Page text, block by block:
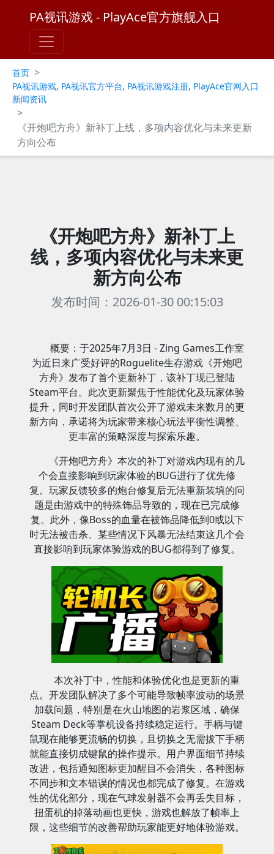
PA视讯游戏 - PlayAce官方旗舰入口
首页 >
PA视讯游戏, PA视讯官方平台, PA视讯游戏注册, PlayAce官网入口
新闻资讯
>
《开炮吧方舟》新补丁上线，多项内容优化与未来更新
方向公布
《开炮吧方舟》新补丁上
线，多项内容优化与未来更
新方向公布
发布时间：2026-01-30 00:15:03
概要：于2025年7月3日 - Zing Games工作室
为近日来广受好评的Roguelite生存游戏《开炮吧
方舟》发布了首个更新补丁，该补丁现已登陆
Steam平台。此次更新聚焦于性能优化及玩家体验
提升，同时开发团队首次公开了游戏未来数月的更
新方向，承诺将为玩家带来核心玩法平衡性调整、
更丰富的策略深度与探索乐趣。
《开炮吧方舟》本次的补丁对游戏内现有的几
个会直接影响到玩家体验的BUG进行了优先修
复。玩家反馈较多的炮台修复后无法重新装填的问
题是由游戏中的特殊饰品导致的，现在已完成修
复。此外，像Boss的血量在被饰品降低到0或以下
时无法被击杀、某些情况下风暴无法结束这几个会
直接影响到玩家体验游戏的BUG都得到了修复。
本次补丁中，性能和体验优化也是更新的重
点。开发团队解决了多个可能导致帧率波动的场景
加载问题，特别是在火山地图的岩浆区域，确保
Steam Deck等掌机设备持续稳定运行。手柄与键
鼠现在能够更流畅的切换，且切换之无需拔下手柄
就能直接切成键鼠的操作提示。用户界面细节持续
改进，包括通知图标更加醒目不会消失，各种图标
不同步和文本错误的情况也都完成了修复。在游戏
性的优化部分，现在气球发射器不会再丢失目标，
扭蛋机的掉落动画也更快，游戏也解放了帧率上
限，这些细节的改善帮助玩家能更好地体验游戏。